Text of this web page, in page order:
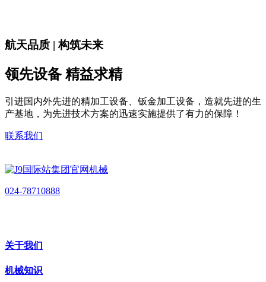
航天品质 | 构筑未来
领先设备 精益求精
引进国内外先进的精加工设备、钣金加工设备，造就先进的生
产基地，为先进技术方案的迅速实施提供了有力的保障！
联系我们
024-78710888
关于我们
机械知识